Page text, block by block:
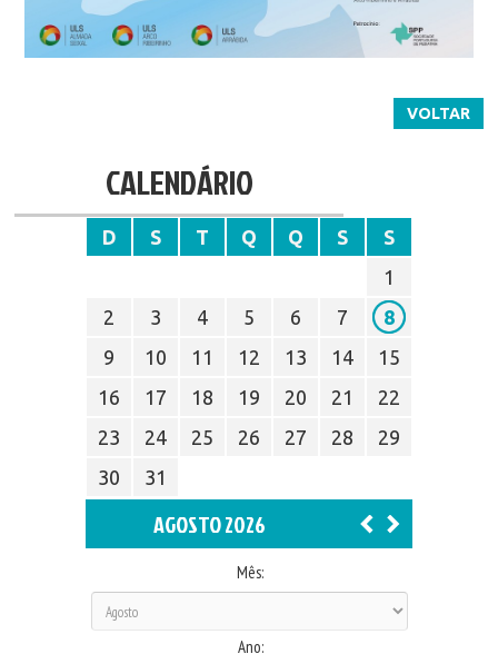
VOLTAR
CALENDÁRIO
D S T Q Q S
S
1
2
3 4 5 6 7
8
9
10 11 12 13 14
15
16
17 18 19 20 21
22
23
24 25 26 27 28
29
30
31
AGOSTO 2026
Mês:
Ano: